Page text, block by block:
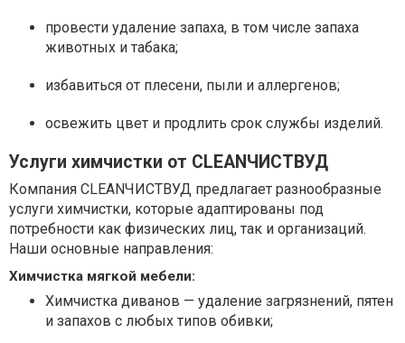
провести удаление запаха, в том числе запаха
животных и табака;
избавиться от плесени, пыли и аллергенов;
освежить цвет и продлить срок службы изделий.
Услуги химчистки от CLEANЧИСТВУД
Компания CLEANЧИСТВУД предлагает разнообразные
услуги химчистки, которые адаптированы под
потребности как физических лиц, так и организаций.
Наши основные направления:
Химчистка мягкой мебели:
Химчистка диванов — удаление загрязнений, пятен
и запахов с любых типов обивки;